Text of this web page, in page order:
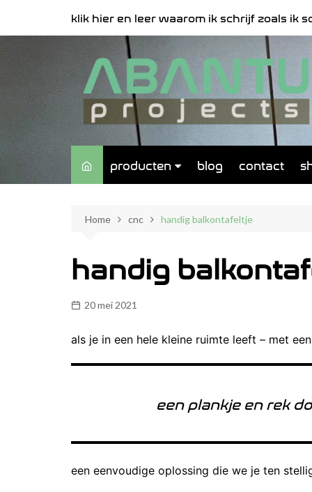
klik hier en leer waarom ik schrijf zoals ik
producten
meubels
blog contact
Home cnc handig balkontafeltje
handig
20 mei 2021
als je in een hele kleine ruimte leeft – met
een plankje en rek
een eenvoudige oplossing die we je ten